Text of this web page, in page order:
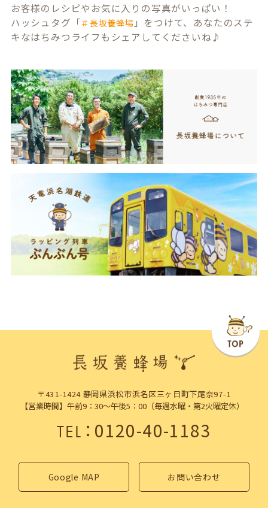
お客様のレシピやお気に入りの写真がいっぱい！
ハッシュタグ「＃長坂養蜂場 」をつけて、あなたのステ
キなはちみつライフもシェアしてくださいね♪
〒431-1424 静岡県浜松市浜名区三ヶ日町下尾奈97-1
【営業時間】午前9：30～午後5：00（毎週水曜・第2火曜定休）
TEL：0120-40-1183
Google MAP お問い合わせ